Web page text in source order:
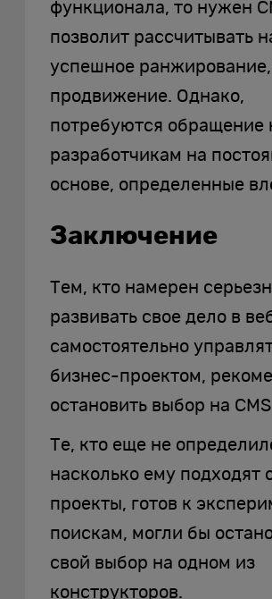
функционала, то нужен
позволит рассчитывать
успешное ранжирование,
продвижение. Однако,
потребуются обращение
разработчикам на
основе, определенные
Заключение
Тем, кто намерен
развивать свое дело в
самостоятельно
бизнес-проектом,
остановить выбор на
Те, кто еще не
насколько ему подходят
проекты, готов к
поискам, могли бы
свой выбор на одном из
конструкторов.